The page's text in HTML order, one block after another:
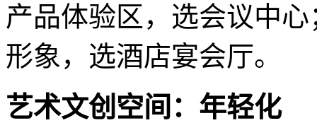
产品体验区，选会议中
形象，选酒店宴会厅。
艺术文创空间：年轻化